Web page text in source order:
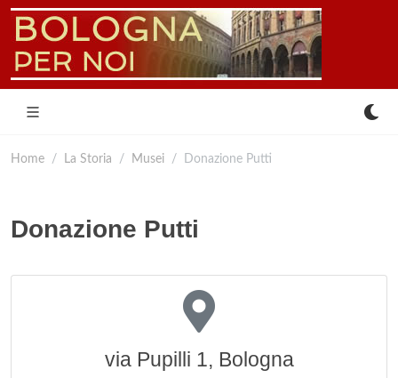
Home La Storia Musei Donazione Putti
Donazione Putti
via Pupilli 1, Bologna